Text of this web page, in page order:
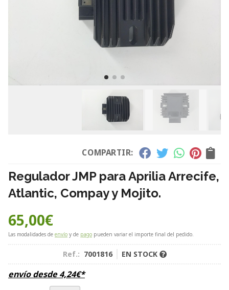
COMPARTIR:
Regulador JMP para Aprilia Arrecife,
Atlantic, Compay y Mojito.
65,00€
Las modalidades de envío y de pago pueden variar el importe final del pedido.
Ref.: 7001816 EN STOCK
envío desde4,24€*